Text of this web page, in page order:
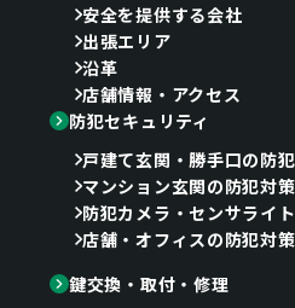
安全を提供する会社
出張エリア
沿革
店舗情報・アクセス
防犯セキュリティ
戸建て玄関・勝手口の防
マンション玄関の防犯対策
防犯カメラ・センサライ
店舗・オフィスの防犯対策
鍵交換・取付・修理